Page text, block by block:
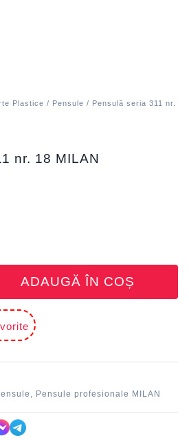
Plastice / Pensule / Pensulă seria 311 nr.
nr. 18 MILAN
ADAUGĂ ÎN COȘ
Pensule profesionale MILAN